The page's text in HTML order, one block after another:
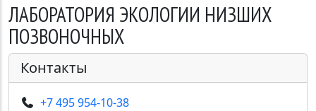
ЗАГОЛОВОК
ЛАБОРАТОРИЯ ЭКОЛОГИИ НИЗШИХ
ПОЗВОНОЧНЫХ
Контакты
+7 495 954-10-38